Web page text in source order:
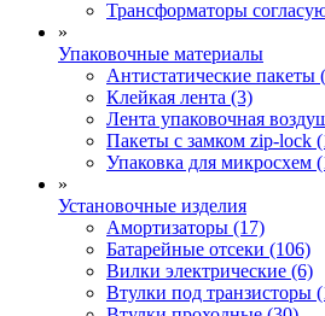
Трансформаторы
»
Упаковочные материалы
Антистатические пакеты
Клейкая лента (3)
Лента упаковочная
Пакеты с замком zip-lock
Упаковка для микросхем
»
Установочные изделия
Амортизаторы (17)
Батарейные отсеки (106)
Вилки электрические (6)
Втулки под транзисторы